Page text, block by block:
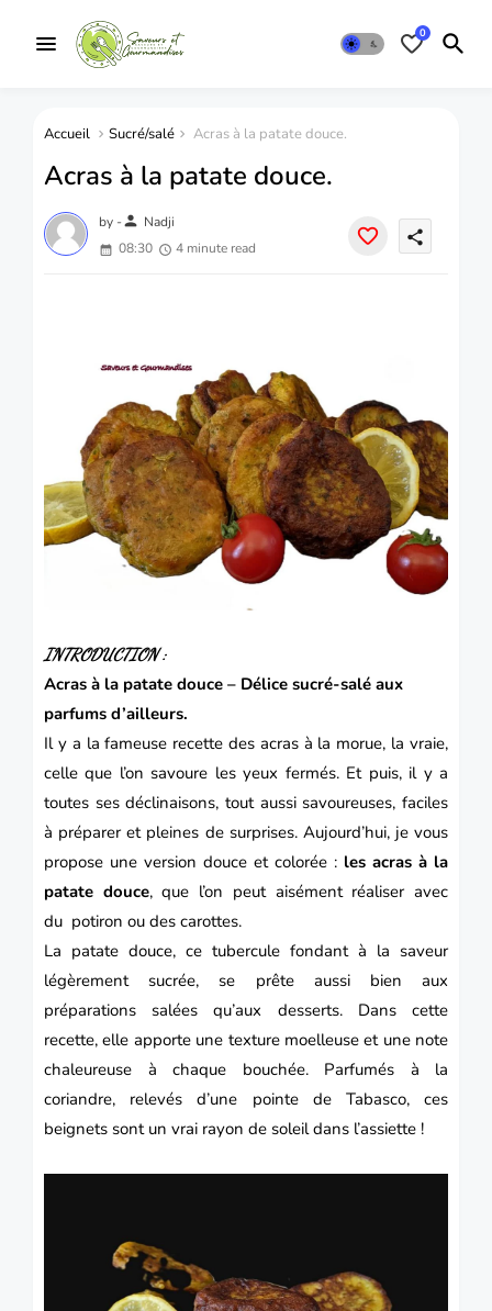
0
Accueil Sucré/salé Acras à la patate douce.
Acras à la patate douce.
by -person Nadji
08:30
4 minute read
share
INTRODUCTION :
Acras à la patate douce – Délice sucré-salé aux
parfums d’ailleurs.
Il y a la fameuse recette des acras à la morue, la vraie,
celle que l’on savoure les yeux fermés. Et puis, il y a
toutes ses déclinaisons, tout aussi savoureuses, faciles
à préparer et pleines de surprises. Aujourd’hui, je vous
propose une version douce et colorée : les acras à la
patate douce, que l’on peut aisément réaliser avec
du potiron ou des carottes.
La patate douce, ce tubercule fondant à la saveur
légèrement sucrée, se prête aussi bien aux
préparations salées qu’aux desserts. Dans cette
recette, elle apporte une texture moelleuse et une note
chaleureuse à chaque bouchée. Parfumés à la
coriandre, relevés d’une pointe de Tabasco, ces
beignets sont un vrai rayon de soleil dans l’assiette !